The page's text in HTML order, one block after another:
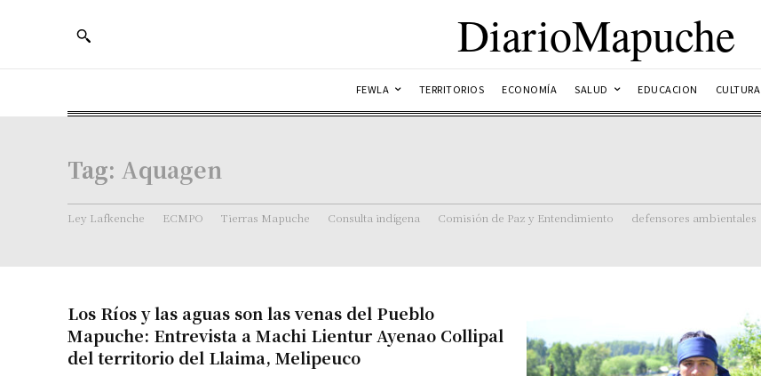
DiarioMapuche
FEWLA TERRITORIOS ECONOMÍA SALUD EDUCACION CULTURA
Tag: Aquagen
Ley Lafkenche ECMPO Tierras Mapuche Consulta indígena Comisión de Paz y Entendimiento defensores ambientales
Los Ríos y las aguas son las venas del Pueblo
Mapuche: Entrevista a Machi Lientur Ayenao Collipal
del territorio del Llaima, Melipeuco